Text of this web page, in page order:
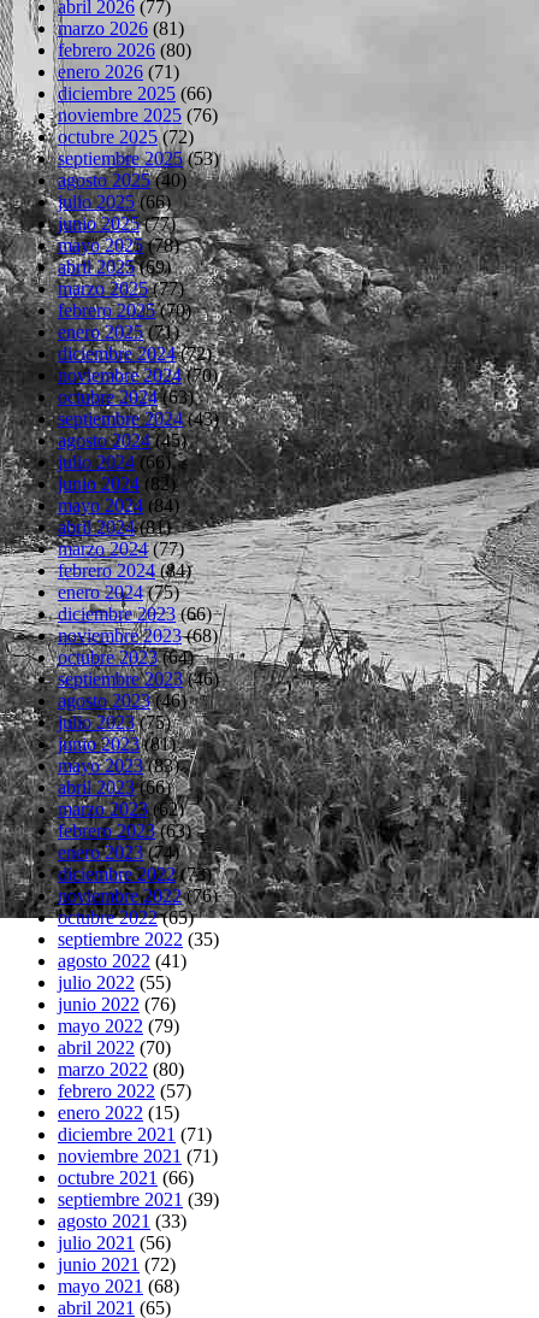
abril 2026 (77)
marzo 2026 (81)
febrero 2026 (80)
enero 2026 (71)
diciembre 2025 (66)
noviembre 2025 (76)
octubre 2025(72)
septiembre 2025(53)
agosto 2025(40)
julio 2025(66)
junio 2025(77)
mayo 2025(78)
abril 2025(69)
marzo 2025(77)
febrero 2025(70)
enero 2025(71)
diciembre 2024(72)
noviembre 2024(70)
octubre 2024(63)
septiembre 2024(43)
agosto 2024(45)
julio 2024(66)
junio 2024 (82)
mayo 2024 (84)
abril 2024(81)
marzo 2024(77)
febrero 2024(84)
enero 2024(75)
diciembre 2023(66)
noviembre 2023(68)
octubre 2023(64)
septiembre 2023(46)
agosto 2023(46)
julio 2023(75)
junio 2023(81)
mayo 2023(83)
abril 2023(66)
marzo 2023(62)
febrero 2023(63)
enero 2023(74)
diciembre 2022(73)
noviembre 2022(76)
octubre 2022(65)
septiembre 2022 (35)
agosto 2022 (41)
julio 2022 (55)
junio 2022 (76)
mayo 2022 (79)
abril 2022 (70)
marzo 2022 (80)
febrero 2022 (57)
enero 2022 (15)
diciembre 2021 (71)
noviembre 2021 (71)
octubre 2021 (66)
septiembre 2021 (39)
agosto 2021 (33)
julio 2021 (56)
junio 2021 (72)
mayo 2021 (68)
abril 2021 (65)